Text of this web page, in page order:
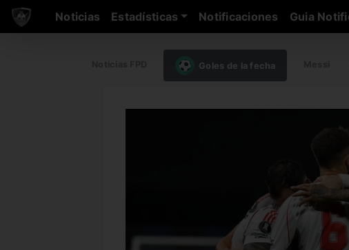
Noticias Estadísticas Notificaciones Guia
Goles de la fecha